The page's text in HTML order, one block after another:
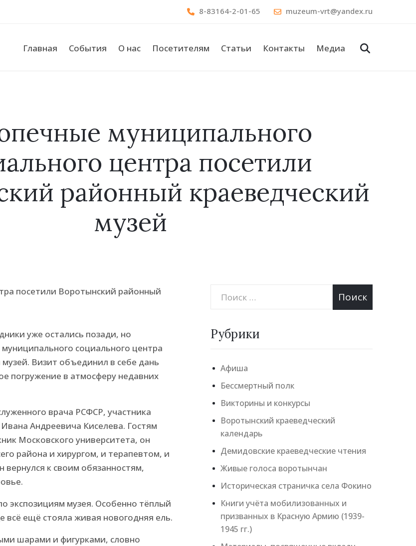
8-83164-2-01-65 muzeum-vrt@yandex.ru
Главная События О нас Посетителям Статьи Контакты Медиа
муниципального
центра посетили
районный краеведческий
музей
уже остались позади, но
социального центра
Визит объединил в себе дань
погружение в атмосферу недавних
врача РСФСР, участника
Андреевича Киселева. Гостям
Московского университета, он
района и хирургом, и терапевтом, и
к своим обязанностям,
экспозициям музея. Особенно тёплый
всё ещё стояла живая новогодняя ель.
шарами и фигурками, словно
Рубрики
Афиша
Бессмертный полк
Викторины и конкурсы
Воротынский краеведческий
календарь
Демидовские краеведческие чтения
Живые голоса воротынчан
Историческая страничка села Фокино
Книги учёта мобилизованных и
призванных в Красную Армию (1939-
1945 гг.)